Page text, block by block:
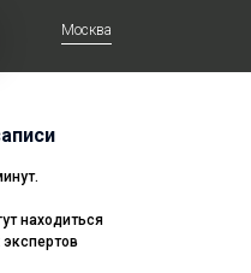
Москва
находиться
экспертов